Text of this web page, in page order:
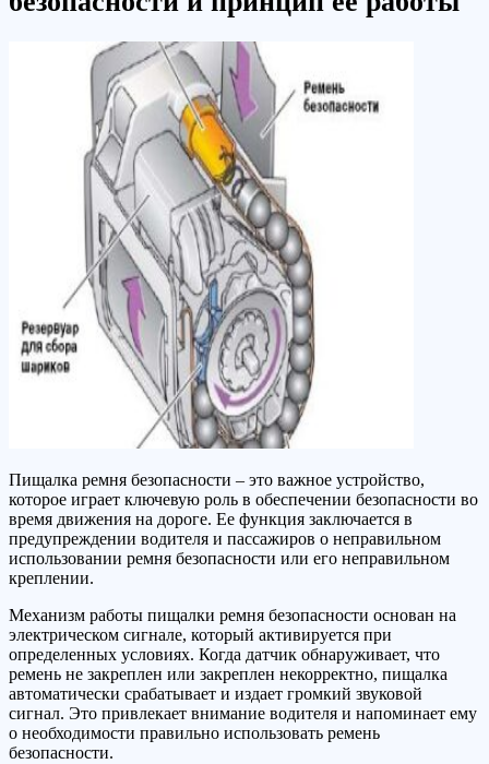
Пищалка ремня безопасности – это важное устройство,
которое играет ключевую роль в обеспечении безопасности во
время движения на дороге. Ее функция заключается в
предупреждении водителя и пассажиров о неправильном
использовании ремня безопасности или его неправильном
креплении.
Механизм работы пищалки ремня безопасности основан на
электрическом сигнале, который активируется при
определенных условиях. Когда датчик обнаруживает, что
ремень не закреплен или закреплен некорректно, пищалка
автоматически срабатывает и издает громкий звуковой
сигнал. Это привлекает внимание водителя и напоминает ему
о необходимости правильно использовать ремень
безопасности.